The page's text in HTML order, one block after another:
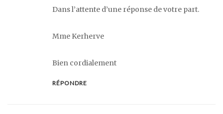
Dans l’attente d’une réponse de votre part.
Mme Kerherve
Bien cordialement
RÉPONDRE